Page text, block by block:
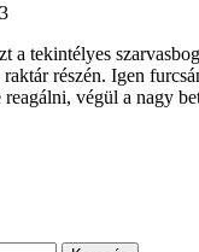
a tekintélyes
részén. Igen
reagálni, végül a nagy